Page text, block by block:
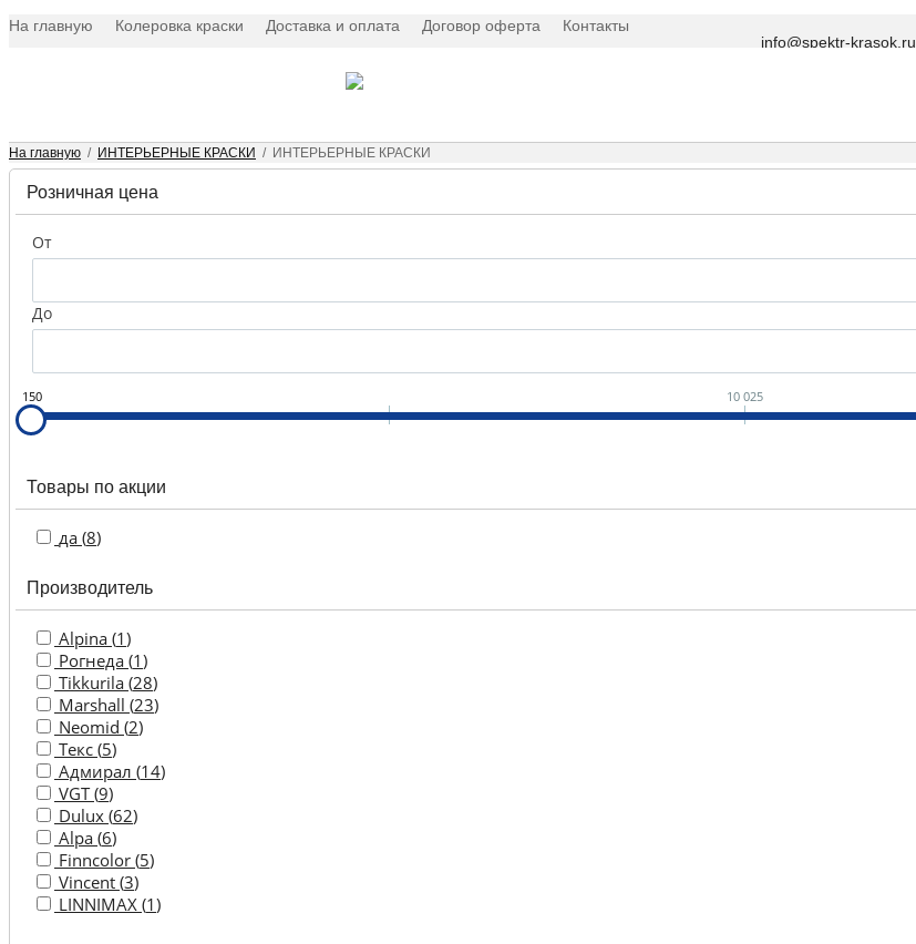
для
наружных
Масляные
масла
для
дерева
Декоративные
покрытия
Грунтовки
пропитки
Инструмент
Клеи,
герметики,
На главную Колеровка краски Доставка и оплата Договор оферта
Контакты
info@spektr-krasok.ru
На главную / ИНТЕРЬЕРНЫЕ КРАСКИ / ИНТЕРЬЕРНЫЕ КРАСКИ
Розничная цена
От
До
150 10 025
Товары по акции
да (8)
Производитель
Alpina (1)
Рогнеда (1)
Tikkurila (28)
Marshall (23)
Neomid (2)
Текс (5)
Адмирал (14)
VGT (9)
Dulux (62)
Alpa (6)
Finncolor (5)
Vincent (3)
LINNIMAX (1)